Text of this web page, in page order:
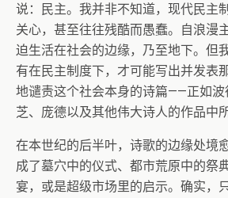
说：民主。我并非不知道，现代民主
关心，甚至往往残酷而愚蠢。自浪漫
迫生活在社会的边缘，乃至地下。但
有在民主制度下，才可能写出并发表
地谴责这个社会本身的诗篇——正如波
芝、庞德以及其他伟大诗人的作品中
在本世纪的后半叶，诗歌的边缘处境
成了墓穴中的仪式、都市荒原中的祭
宴，或是超级市场里的启示。确实，